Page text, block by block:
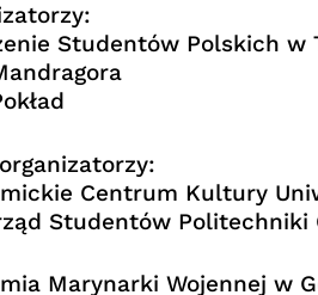
Studentów Polskich w
Centrum Kultury
Studentów Politechniki
Marynarki Wojennej w